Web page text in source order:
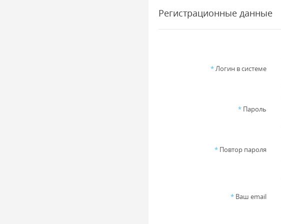
Регистрационные данные
*Логин в системе
* Пароль
* Повтор пароля
* Ваш email